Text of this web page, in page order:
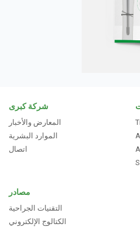
شركة كبرى
المعارض والأخبار
الموارد البشرية
اتصال
مصادر
التقنيات الجراحية
الكتالوج الإلكتروني